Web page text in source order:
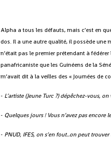
Alpha a tous les défauts, mais c’est en
dos. Il a une autre qualité, il possède une
n’était pas le premier prétendant à fédérer
panafricaniste que les Guinéens de la
m’avait dit à la veilles des « Journées de
- L’artiste (Jeune Turc ?) dépêchez-vous,
- Quelques jours ! Vous n’avez pas encore
- PNUD, IFES, on s’en fout..on peut